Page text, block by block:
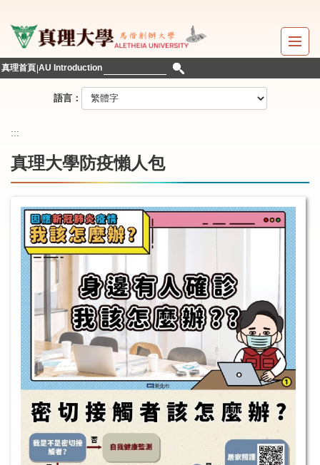
到
主
內
真理首頁 AU Introduction
語言：
:::
真理大學防疫懶人包